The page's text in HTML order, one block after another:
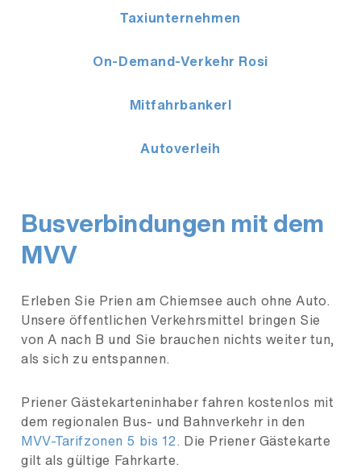
Taxiunternehmen
On-Demand-Verkehr Rosi
Mitfahrbankerl
Autoverleih
Busverbindungen mit dem
MVV
Erleben Sie Prien am Chiemsee auch ohne Auto.
Unsere öffentlichen Verkehrsmittel bringen Sie
von A nach B und Sie brauchen nichts weiter tun,
als sich zu entspannen.
Priener Gästekarteninhaber fahren kostenlos mit
dem regionalen Bus- und Bahnverkehr in den
MVV-Tarifzonen 5 bis 12. Die Priener Gästekarte
gilt als gültige Fahrkarte.